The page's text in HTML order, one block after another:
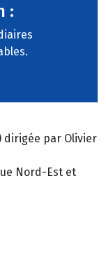
:
dirigée par Olivier
Nord-Est et